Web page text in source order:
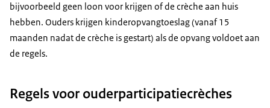
bijvoorbeeld geen loon voor krijgen of de crèche aan huis
hebben. Ouders krijgen kinderopvangtoeslag (vanaf 15
maanden nadat de crèche is gestart) als de opvang voldoet aan
de regels.
Regels voor ouderparticipatiecrèches